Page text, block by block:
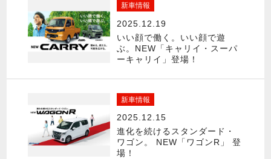
新車情報
2025.12.19
いい顔で働く。いい顔で遊
ぶ。NEW「キャリイ・スーパ
ーキャリイ」登場！
新車情報
2025.12.15
進化を続けるスタンダード・
ワゴン。 NEW「ワゴンR」 登
場！